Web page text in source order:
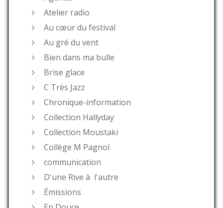
Atelier radio
Au cœur du festival
Au gré du vent
Bien dans ma bulle
Brise glace
C Très Jazz
Chronique-information
Collection Hallyday
Collection Moustaki
Collège M Pagnol
communication
D'une Rive à l'autre
Émissions